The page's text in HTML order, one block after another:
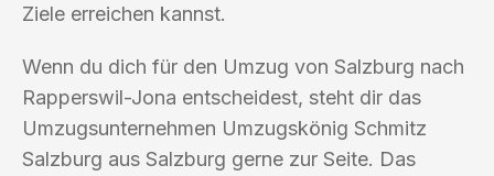
Ziele erreichen kannst.
Wenn du dich für den Umzug von Salzburg nach
Rapperswil-Jona entscheidest, steht dir das
Umzugsunternehmen Umzugskönig Schmitz
Salzburg aus Salzburg gerne zur Seite. Das